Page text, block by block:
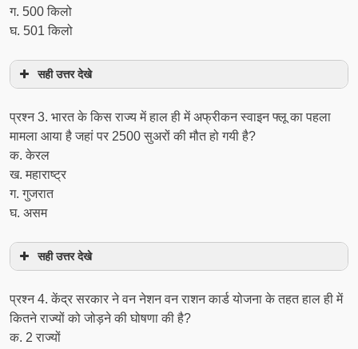
ग. 500 किलो
घ. 501 किलो
सही उत्तर देखे
प्रश्न 3. भारत के किस राज्य में हाल ही में अफ्रीकन स्वाइन फ्लू का पहला
मामला आया है जहां पर 2500 सुअरों की मौत हो गयी है?
क. केरल
ख. महाराष्ट्र
ग. गुजरात
घ. असम
सही उत्तर देखे
प्रश्न 4. केंद्र सरकार ने वन नेशन वन राशन कार्ड योजना के तहत हाल ही में
कितने राज्यों को जोड़ने की घोषणा की है?
क. 2 राज्यों